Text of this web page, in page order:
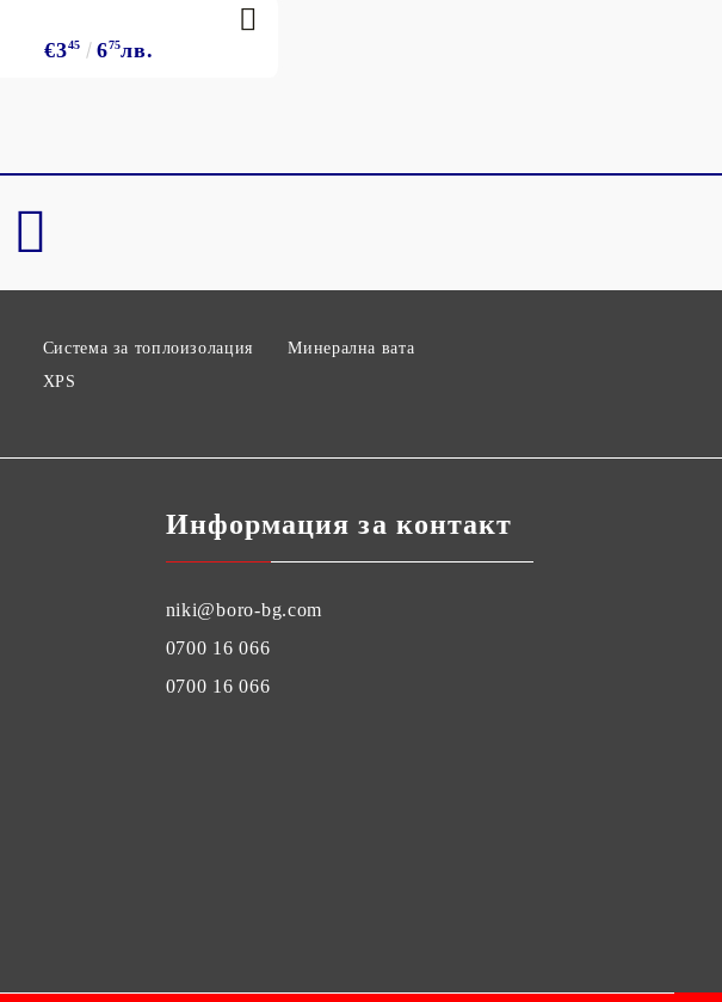
€345 675лв.
Система за топлоизолация
XPS
Минерална вата
Информация за контакт
niki@boro-bg.com
0700 16 066
0700 16 066